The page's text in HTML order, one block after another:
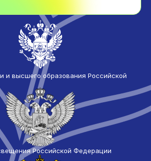
и высшего образования Российской
Российской Федерации